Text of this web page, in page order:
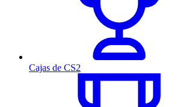
Cajas de CS2